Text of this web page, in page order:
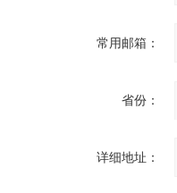
常用邮箱：
省份：
详细地址：